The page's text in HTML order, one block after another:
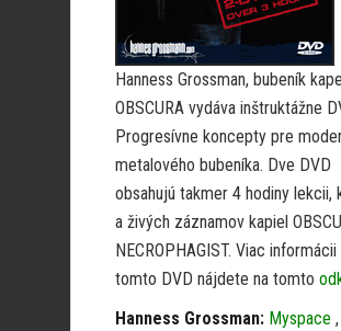
Hanness Grossman, bubeník
OBSCURA vydáva inštruktážne
Progresívne koncepty pre
metalového bubeníka. Dve DVD
obsahujú takmer 4 hodiny lekcii,
a živých záznamov kapiel
NECROPHAGIST. Viac informácii
tomto DVD nájdete na tomto
Hanness Grossman: Myspace ,